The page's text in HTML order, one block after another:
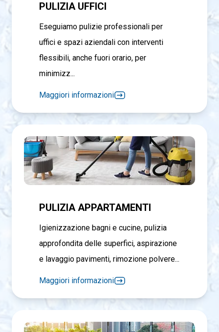
PULIZIA UFFICI
Eseguiamo pulizie professionali per
uffici e spazi aziendali con interventi
flessibili, anche fuori orario, per
minimizz...
Maggiori informazioni
PULIZIA APPARTAMENTI
Igienizzazione bagni e cucine, pulizia
approfondita delle superfici, aspirazione
e lavaggio pavimenti, rimozione polvere...
Maggiori informazioni